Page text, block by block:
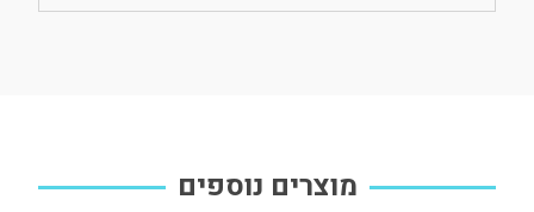
מוצרים נוספים